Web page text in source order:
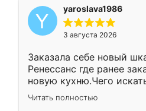
yaroslava1986
3 августа 2026
Заказала себе новый
Ренессанс где ранее
новую кухню.Чего
вполне довольна.
два года, нареканий нет.
Читать полностью